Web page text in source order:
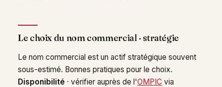
Le choix du nom commercial · stratégie
Le nom commercial est un actif stratégique souvent
sous-estimé. Bonnes pratiques pour le choix.
Disponibilité · vérifier auprès de l'OMPIC via